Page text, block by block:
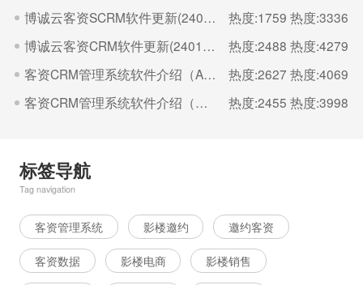
博诚云客资SCRM软件更新(240823)
热度:1759 热度:3336
博诚云客资CRM软件更新(240105)
热度:2488 热度:4279
客资CRM管理系统软件介绍（APP端）
热度:2627 热度:4069
客资CRM管理系统软件介绍（客户端）
热度:2455 热度:3998
标签导航
Tag navigation
客资管理系统 影楼邀约 邀约客资
客资数据 影楼电商 影楼销售